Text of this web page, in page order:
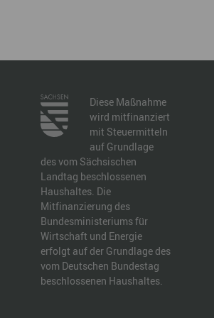
Diese Maßnahme
wird mitfinanziert
mit Steuermitteln
auf Grundlage
des vom Sächsischen
Landtag beschlossenen
Haushaltes. Die
Mitfinanzierung des
Bundesministeriums für
Wirtschaft und Energie
erfolgt auf der Grundlage des
vom Deutschen Bundestag
beschlossenen Haushaltes.